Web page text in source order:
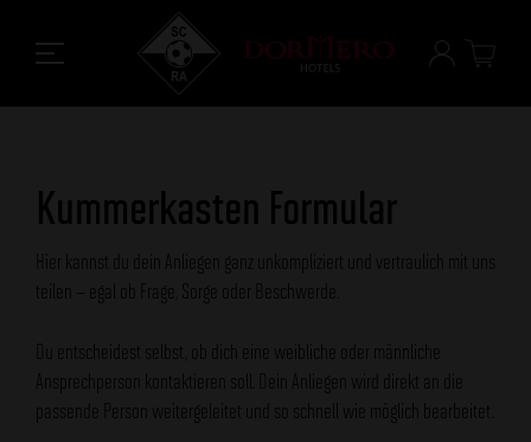
Kummerkasten Formular
Hier kannst du dein Anliegen ganz unkompliziert und vertraulich mit uns
teilen – egal ob Frage, Sorge oder Beschwerde.
Du entscheidest selbst, ob dich eine weibliche oder männliche
Ansprechperson kontaktieren soll. Dein Anliegen wird direkt an die
passende Person weitergeleitet und so schnell wie möglich bearbeitet.